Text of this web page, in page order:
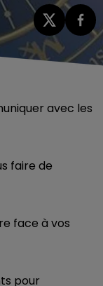
avec les
faire de
face à vos
pour